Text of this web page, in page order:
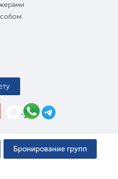
Бронирование групп